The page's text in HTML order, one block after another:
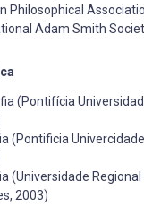
Philosophical
Adam Smith
(Pontifícia
(Pontificia
(Universidade
2003)